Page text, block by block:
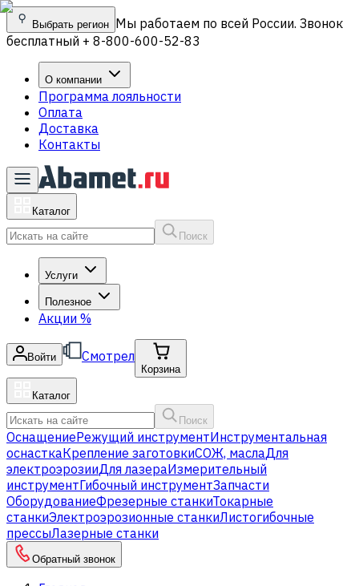
Выбрать регион Мы работаем по всей России. Звонок
бесплатный + 8-800-600-52-83
О компании
Программа лояльности
Оплата
Доставка
Контакты
Каталог
Поиск
Услуги
Полезное
Акции %
Войти Смотрел
Корзина
Каталог
Поиск
ОснащениеРежущий инструментИнструментальная
оснасткаКрепление заготовкиСОЖ, маслаДля
электроэрозииДля лазераИзмерительный
инструментГибочный инструментЗапчасти
ОборудованиеФрезерные станкиТокарные
станкиЭлектроэрозионные станкиЛистогибочные
прессыЛазерные станки
Обратный звонок